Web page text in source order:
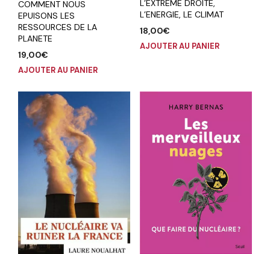
COMMENT NOUS
EPUISONS LES
RESSOURCES DE LA
PLANETE
19,00€
AJOUTER AU PANIER
L’EXTREME DROITE,
L’ENERGIE, LE CLIMAT
18,00€
AJOUTER AU PANIER